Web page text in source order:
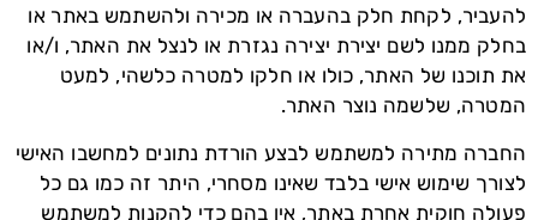
להעביר, לקחת חלק בהעברה או מכירה ולהשתמש באתר או
בחלק ממנו לשם יצירת יצירה נגזרת או לנצל את האתר, ו/או
את תוכנו של האתר, כולו או חלקו למטרה כלשהי, למעט
המטרה, שלשמה נוצר האתר.
החברה מתירה למשתמש לבצע הורדת נתונים למחשבו האישי
לצורך שימוש אישי בלבד שאינו מסחרי, היתר זה כמו גם כל
פעולה חוקית אחרת באתר, אין בהם כדי להקנות למשתמש